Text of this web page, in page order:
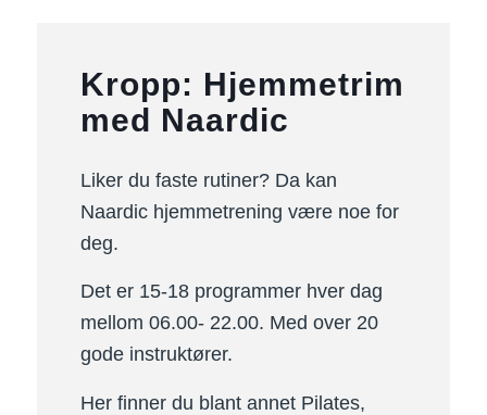
Kropp: Hjemmetrim
med Naardic
Liker du faste rutiner? Da kan
Naardic hjemmetrening være noe for
deg.
Det er 15-18 programmer hver dag
mellom 06.00- 22.00. Med over 20
gode instruktører.
Her finner du blant annet Pilates,